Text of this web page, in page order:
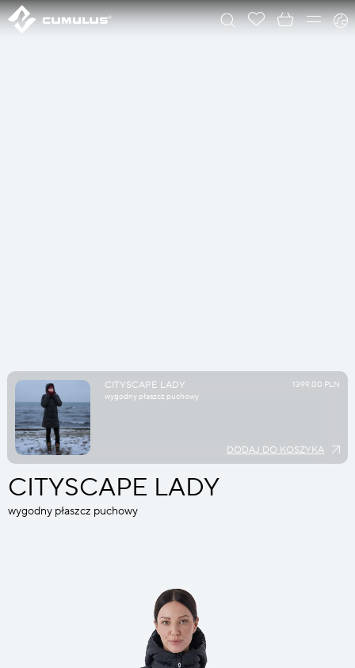
CITYSCAPE LADY
wygodny płaszcz puchowy
1399.00 PLN
DODAJ DO KOSZYKA
CITYSCAPE LADY
wygodny płaszcz puchowy